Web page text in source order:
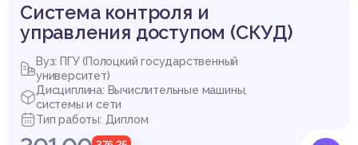
Система контроля и
управления доступом (СКУД)
Вуз: ПГУ (Полоцкий государственный
университет)
Дисциплина: Вычислительные машины,
системы и сети
Тип работы: Диплом